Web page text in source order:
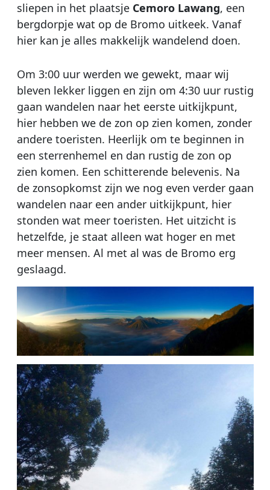
sliepen in het plaatsje Cemoro Lawang, een
bergdorpje wat op de Bromo uitkeek. Vanaf
hier kan je alles makkelijk wandelend doen.
Om 3:00 uur werden we gewekt, maar wij
bleven lekker liggen en zijn om 4:30 uur rustig
gaan wandelen naar het eerste uitkijkpunt,
hier hebben we de zon op zien komen, zonder
andere toeristen. Heerlijk om te beginnen in
een sterrenhemel en dan rustig de zon op
zien komen. Een schitterende belevenis. Na
de zonsopkomst zijn we nog even verder gaan
wandelen naar een ander uitkijkpunt, hier
stonden wat meer toeristen. Het uitzicht is
hetzelfde, je staat alleen wat hoger en met
meer mensen. Al met al was de Bromo erg
geslaagd.